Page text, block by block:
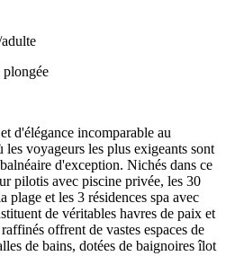
d'élégance incomparable au
voyageurs les plus exigeants sont
d'exception. Nichés dans ce
pilotis avec piscine privée, les 30
plage et les 3 résidences spa avec
de véritables havres de paix et
offrent de vastes espaces de
de bains, dotées de baignoires îlot